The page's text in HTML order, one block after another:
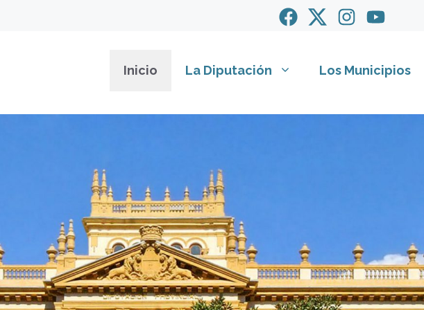
Inicio La Diputación Los Municipios